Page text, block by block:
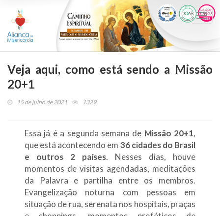
Veja aqui, como está sendo a Missão
20+1
15 de julho de 2021 1329
Essa já é a segunda semana de Missão 20+1,
que está acontecendo em 36 cidades do Brasil
e outros 2 países. Nesses dias, houve
momentos de visitas agendadas, meditações
da Palavra e partilha entre os membros.
Evangelização noturna com pessoas em
situação de rua, serenata nos hospitais, praças